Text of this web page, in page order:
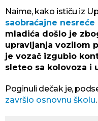
Naime, kako ističu iz
saobraćajne nesreće
mladića došlo je
upravljanja vozilom
je vozač izgubio
sleteo sa kolovoza i
Poginuli dečak je,
završio osnovnu školu.